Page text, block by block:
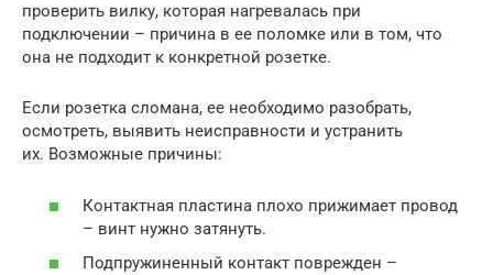
проверить вилку, которая нагревалась при
подключении – причина в ее поломке или в том, что
она не подходит к конкретной розетке.
Если розетка сломана, ее необходимо разобрать,
осмотреть, выявить неисправности и устранить
их. Возможные причины:
Контактная пластина плохо прижимает провод
– винт нужно затянуть.
Подпружиненный контакт поврежден –